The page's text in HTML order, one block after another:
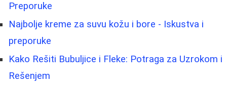
Preporuke
Najbolje kreme za suvu kožu i bore - Iskustva i
preporuke
Kako Rešiti Bubuljice i Fleke: Potraga za Uzrokom i
Rešenjem